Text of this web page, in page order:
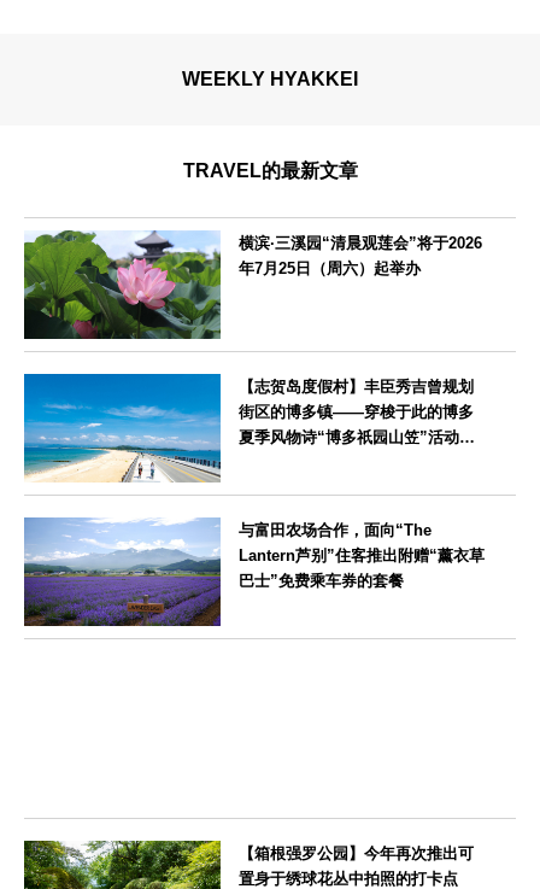
WEEKLY HYAKKEI
TRAVEL的最新文章
横滨·三溪园“清晨观莲会”将于2026
年7月25日（周六）起举办
【志贺岛度假村】丰臣秀吉曾规划
街区的博多镇——穿梭于此的博多
夏季风物诗“博多祇园山笠”活动期
与富田农场合作，面向“The
Lantern芦别”住客推出附赠“薰衣草
巴士”免费乘车券的套餐
【箱根强罗公园】今年再次推出可
置身于绣球花丛中拍照的打卡点